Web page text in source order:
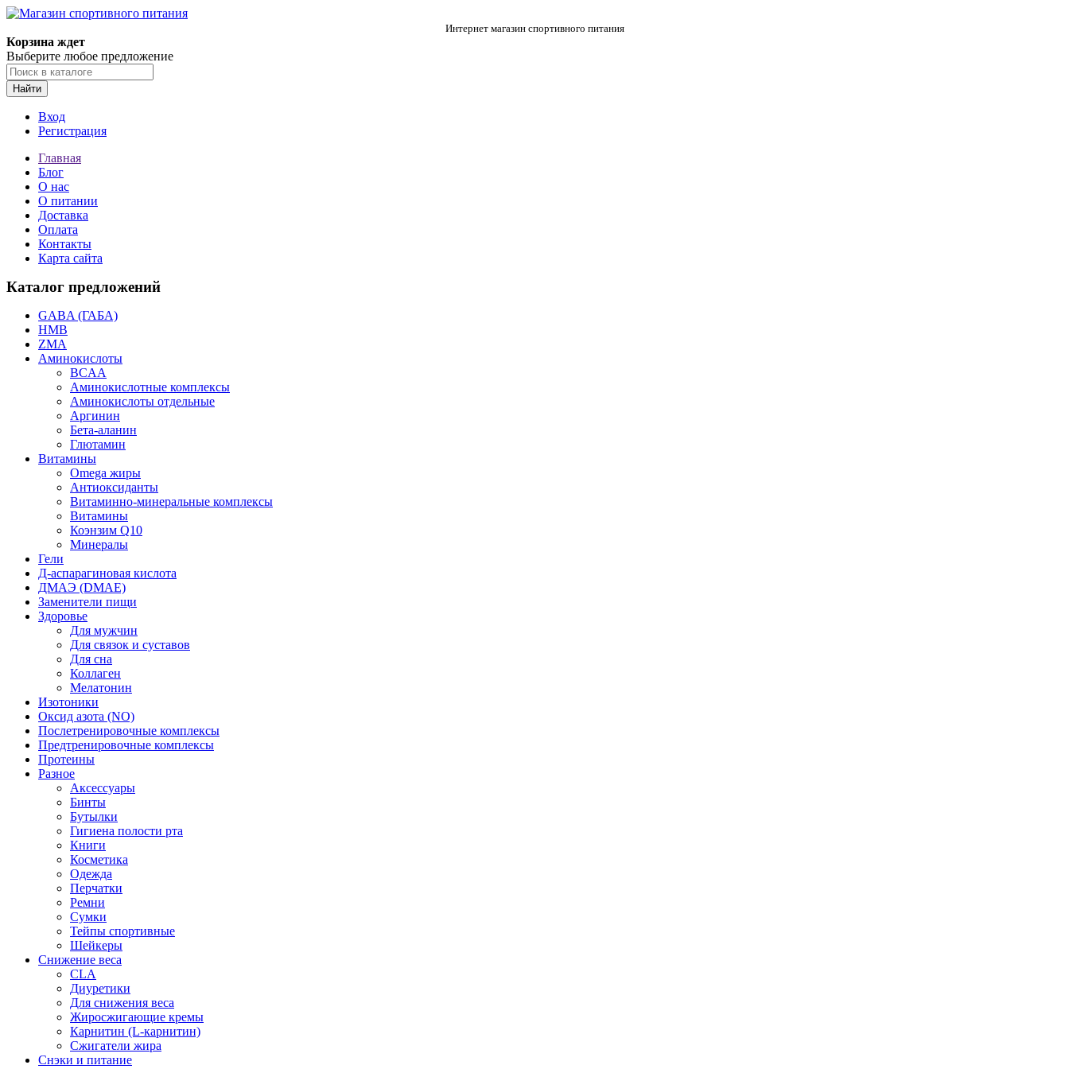
Интернет магазин спортивного питания
Корзина ждет
Выберите любое предложение
Найти
Вход
Регистрация
Главная
Блог
О нас
О питании
Доставка
Оплата
Контакты
Карта сайта
Каталог предложений
GABA (ГАБА)
HMB
ZMA
Аминокислоты
BCAA
Аминокислотные комплексы
Аминокислоты отдельные
Аргинин
Бета-аланин
Глютамин
Витамины
Omega жиры
Антиоксиданты
Витаминно-минеральные комплексы
Витамины
Коэнзим Q10
Минералы
Гели
Д-аспарагиновая кислота
ДМАЭ (DMAE)
Заменители пищи
Здоровье
Для мужчин
Для связок и суставов
Для сна
Коллаген
Мелатонин
Изотоники
Оксид азота (NO)
Послетренировочные комплексы
Предтренировочные комплексы
Протеины
Разное
Аксессуары
Бинты
Бутылки
Гигиена полости рта
Книги
Косметика
Одежда
Перчатки
Ремни
Сумки
Тейпы спортивные
Шейкеры
Снижение веса
CLA
Диуретики
Для снижения веса
Жиросжигающие кремы
Карнитин (L-карнитин)
Сжигатели жира
Снэки и питание